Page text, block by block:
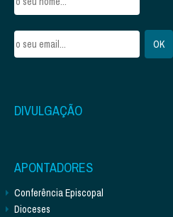
DIVULGAÇÃO
APONTADORES
Conferência Episcopal
Dioceses